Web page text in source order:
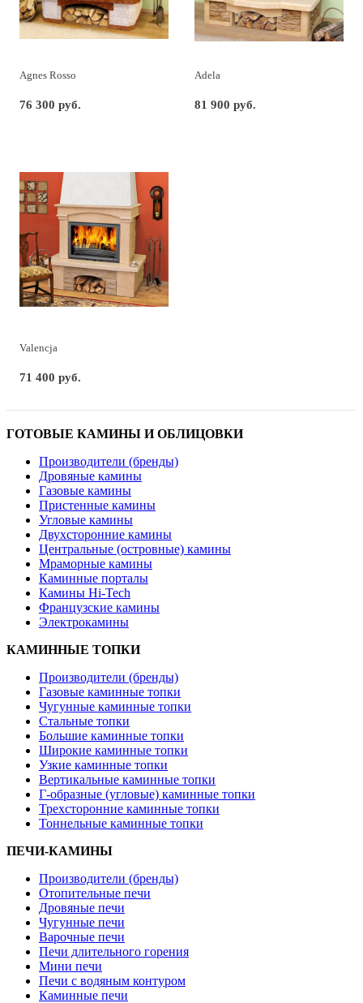
Agnes Rosso
76 300 руб.
Adela
81 900 руб.
Valencja
71 400 руб.
ГОТОВЫЕ КАМИНЫ И ОБЛИЦОВКИ
Производители (бренды)
Дровяные камины
Газовые камины
Пристенные камины
Угловые камины
Двухсторонние камины
Центральные (островные) камины
Мраморные камины
Каминные порталы
Камины Hi-Tech
Французские камины
Электрокамины
КАМИННЫЕ ТОПКИ
Производители (бренды)
Газовые каминные топки
Чугунные каминные топки
Стальные топки
Большие каминные топки
Широкие каминные топки
Узкие каминные топки
Вертикальные каминные топки
Г-образные (угловые) каминные топки
Трехсторонние каминные топки
Тоннельные каминные топки
ПЕЧИ-КАМИНЫ
Производители (бренды)
Отопительные печи
Дровяные печи
Чугунные печи
Варочные печи
Печи длительного горения
Мини печи
Печи с водяным контуром
Каминные печи